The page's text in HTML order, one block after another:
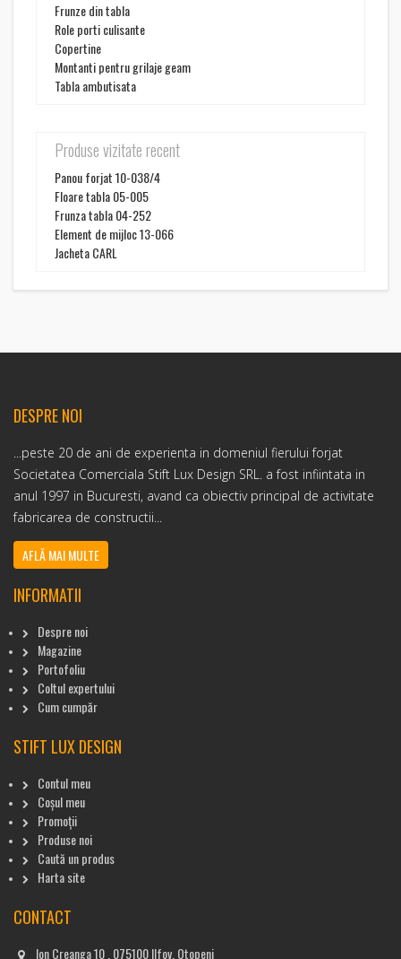
Frunze din tabla
Role porti culisante
Copertine
Montanti pentru grilaje geam
Tabla ambutisata
Produse vizitate recent
Panou forjat 10-038/4
Floare tabla 05-005
Frunza tabla 04-252
Element de mijloc 13-066
Jacheta CARL
DESPRE NOI
...peste 20 de ani de experienta in domeniul fierului forjat
Societatea Comerciala Stift Lux Design SRL. a fost infiintata in
anul 1997 in Bucuresti, avand ca obiectiv principal de activitate
fabricarea de constructii...
AFLĂ MAI MULTE
INFORMATII
Despre noi
Magazine
Portofoliu
Coltul expertului
Cum cumpăr
STIFT LUX DESIGN
Contul meu
Coșul meu
Promoții
Produse noi
Caută un produs
Harta site
CONTACT
Ion Creanga 10 , 075100 Ilfov, Otopeni